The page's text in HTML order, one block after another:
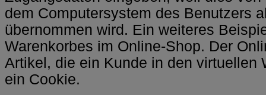
dem Computersystem des Benutzers
übernommen wird. Ein weiteres
Warenkorbes im Online-Shop. Der
Artikel, die ein Kunde in den virtuellen
ein Cookie.